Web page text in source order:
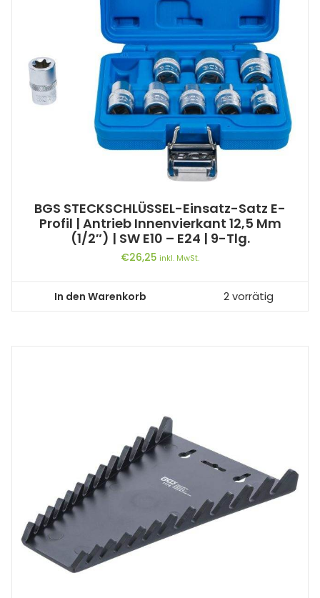
BGS STECKSCHLÜSSEL-Einsatz-Satz E-
Profil | Antrieb Innenvierkant 12,5 Mm
(1/2″) | SW E10 – E24 | 9-Tlg.
€26,25 inkl. MwSt.
In den Warenkorb 2 vorrätig